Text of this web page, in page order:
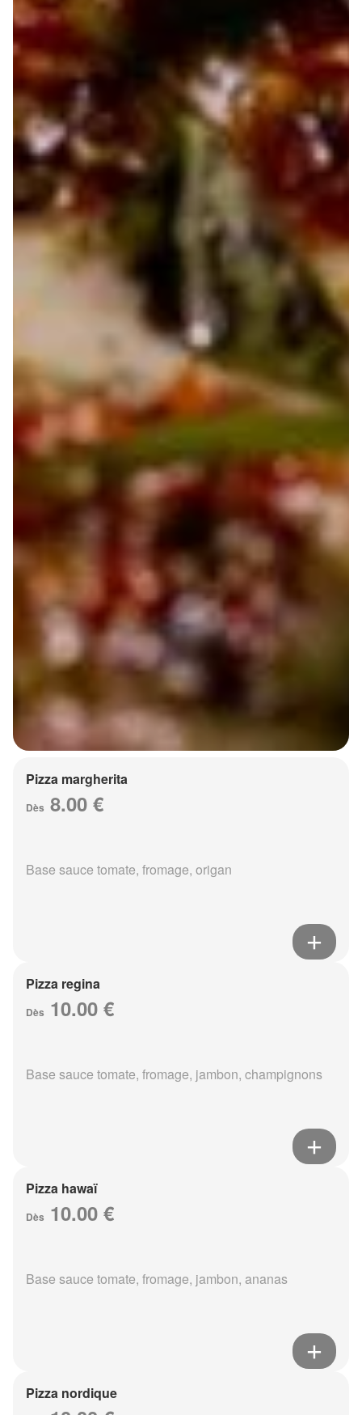
Pizza margherita
Dès 8.00 €
Base sauce tomate, fromage, origan
Pizza regina
Dès 10.00 €
Base sauce tomate, fromage, jambon, champignons
Pizza hawaï
Dès 10.00 €
Base sauce tomate, fromage, jambon, ananas
Pizza nordique